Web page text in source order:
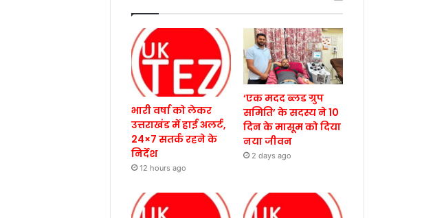
भारी वर्षा को लेकर
उत्तराखंड में हाई अलर्ट,
24×7 सतर्क रहने के
निर्देश
12 hours ago
‘एक मदद ब्लड ग्रुप
समिति’ के सदस्य ने 10
दिन के मासूम को दिया
नया जीवन
2 days ago